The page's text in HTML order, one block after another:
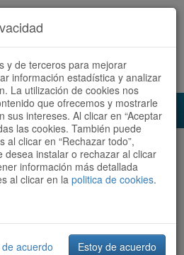
Español Català
per: Més recents / Dificultat
y de terceros para mejorar
información estadística y analizar
La utilización de cookies nos
que ofrecemos y mostrarle
sus intereses. Al clicar en “Aceptar
las cookies. También puede
al clicar en “Rechazar todo”,
desea instalar o rechazar al clicar
información más detallada
al clicar en la politica de cookies.
acuerdo Estoy de acuerdo